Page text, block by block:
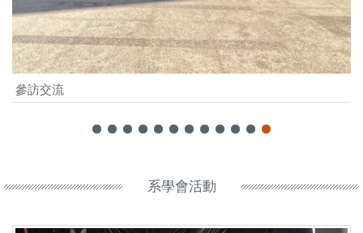
參訪交流
系學會活動